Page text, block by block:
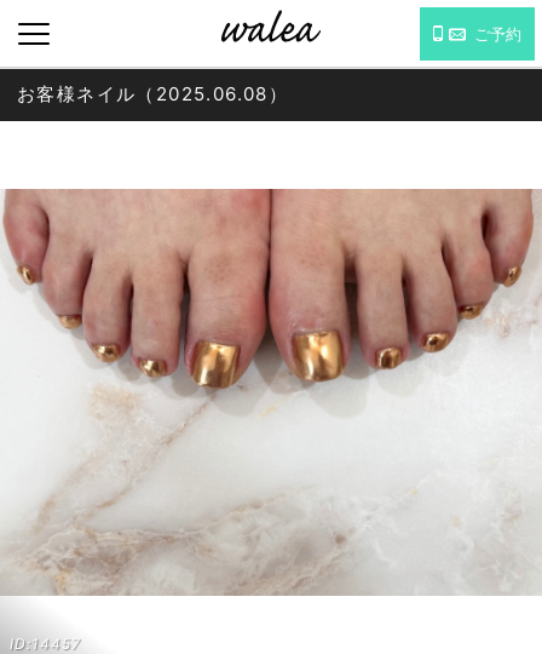
ご予約
ID:14457
お客様ネイル（2025.06.08）